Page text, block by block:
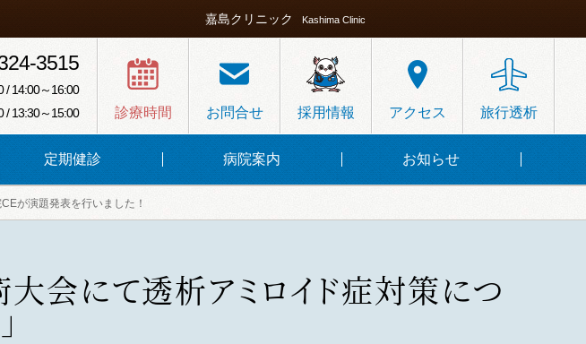
3515
/ 14:00～16:00
/ 13:30～15:00 診療時間 お問合せ 採用情報 アクセス 旅行透析
嘉島クリニック Kashima Clinic
定期健診 病院案内 お知らせ
が演題発表を行いました！
会にて透析アミロイド症対策につ